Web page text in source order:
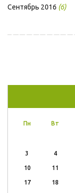
Сентябрь 2016 (6)
Пн Вт
3 4
10 11
17 18